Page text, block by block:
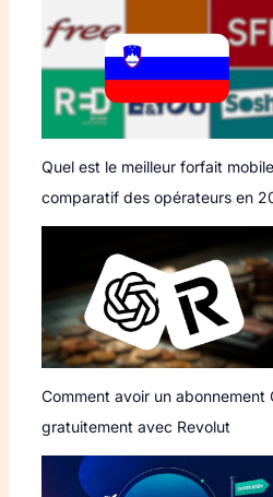
Quel est le meilleur forfait
comparatif des opérateurs en
Comment avoir un abonnement
gratuitement avec Revolut